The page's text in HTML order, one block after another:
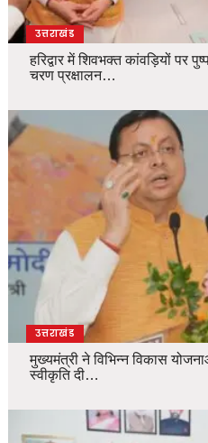
उत्तराखंड
हरिद्वार में शिवभक्त कांवड़ियों पर
चरण प्रक्षालन…
उत्तराखंड
मुख्यमंत्री ने विभिन्न विकास
स्वीकृति दी…